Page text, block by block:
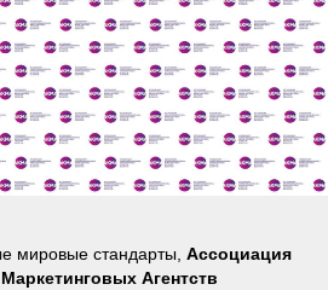
мировые стандарты, Ассоциация
Агентств